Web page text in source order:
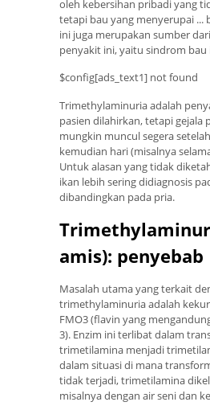
oleh kebersihan pribadi yang
tetapi bau yang menyerupai ...
ini juga merupakan sumber
penyakit ini, yaitu sindrom bau
$config[ads_text1] not found
Trimethylaminuria adalah
pasien dilahirkan, tetapi gejala
mungkin muncul segera
kemudian hari (misalnya
Untuk alasan yang tidak
ikan lebih sering didiagnosis
dibandingkan pada pria.
amis): penyebab
Masalah utama yang terkait
trimethylaminuria adalah
FMO3 (flavin yang
3). Enzim ini terlibat dalam
trimetilamina menjadi
dalam situasi di mana
tidak terjadi, trimetilamina
misalnya dengan air seni dan